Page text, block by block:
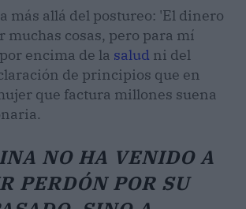
más allá del postureo: 'El dinero
muchas cosas, pero para mí
encima de la salud ni del
de principios que en
que factura millones suena
NO HA VENIDO A
PERDÓN POR SU